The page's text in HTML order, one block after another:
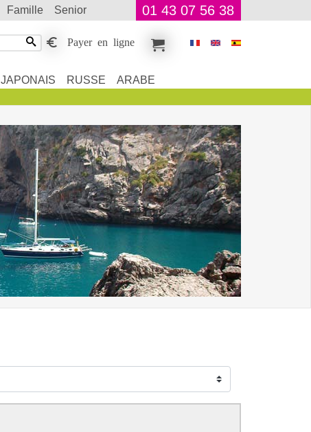
famille senior 01 43 07 56 38
Payer en ligne
JAPONAIS RUSSE
ARABE